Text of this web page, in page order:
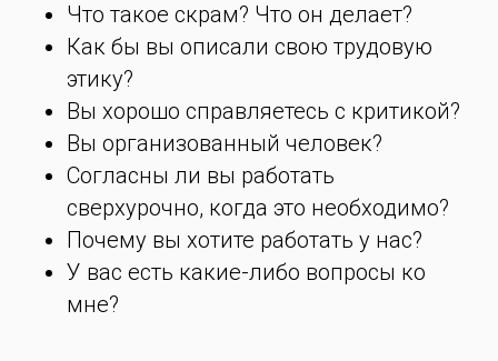
Что такое скрам? Что он делает?
Как бы вы описали свою трудовую
этику?
Вы хорошо справляетесь с критикой?
Вы организованный человек?
Согласны ли вы работать
сверхурочно, когда это необходимо?
Почему вы хотите работать у нас?
У вас есть какие-либо вопросы ко
мне?